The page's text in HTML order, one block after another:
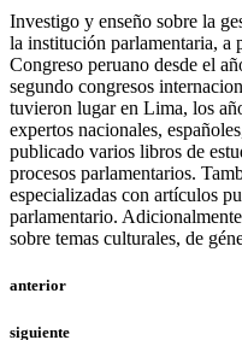
Investigo y enseño sobre la
la institución parlamentaria,
Congreso peruano desde el
segundo congresos
tuvieron lugar en Lima, los
expertos nacionales,
publicado varios libros de
procesos parlamentarios.
especializadas con artículos
parlamentario.
sobre temas culturales, de
anterior
siguiente